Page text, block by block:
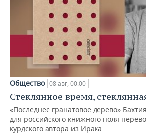
Общество 08 авг, 00:00
Стеклянное время,
«Последнее гранатовое дерево»
для российского книжного поля
курдского автора из Ирака